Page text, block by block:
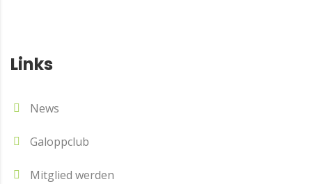
Links
News
Galoppclub
Mitglied werden